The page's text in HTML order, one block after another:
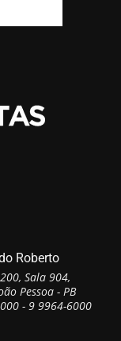
Roberto
Sala 904,
Pessoa - PB
- 9 9964-6000